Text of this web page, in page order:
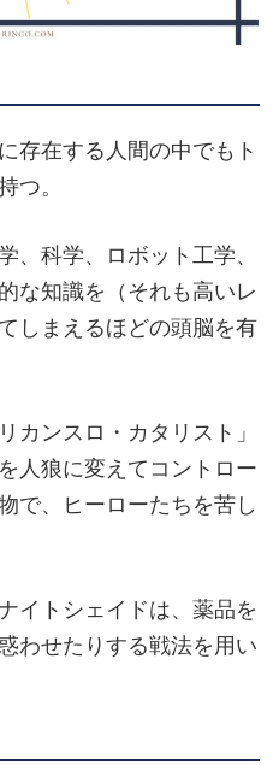
存在する人間の中でもト
つ。
、科学、ロボット工学、
な知識を（それも高いレ
しまえるほどの頭脳を有
カンスロ・カタリスト」
人狼に変えてコントロー
で、ヒーローたちを苦し
イトシェイドは、薬品を
わせたりする戦法を用い